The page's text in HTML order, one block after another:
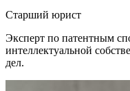
Старший юрист
Эксперт по патентным
интеллектуальной
дел.